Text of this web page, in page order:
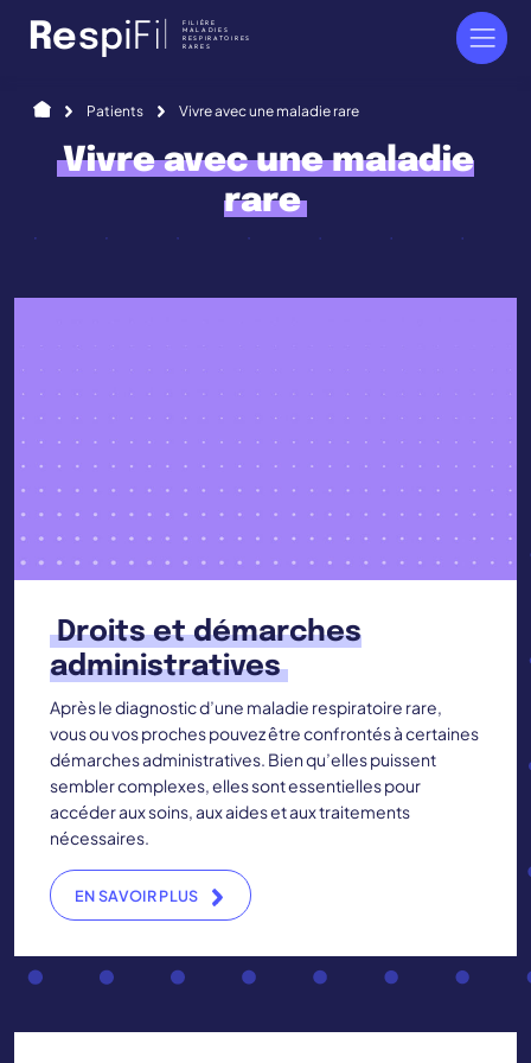
RespiFi FILIÈRE
MALADIES
RESPIRATOIRES
RARES
AccueilPatients Vivre avec une maladie rare
Vivre avec une maladie
rare
Droits et démarches
administratives
Après le diagnostic d’une maladie respiratoire rare,
vous ou vos proches pouvez être confrontés à certaines
démarches administratives. Bien qu’elles puissent
sembler complexes, elles sont essentielles pour
accéder aux soins, aux aides et aux traitements
nécessaires.
EN SAVOIR PLUS